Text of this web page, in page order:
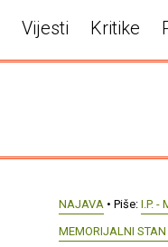
Vijesti Kritike
NAJAVA • Piše: I.P. -
MEMORIJALNI